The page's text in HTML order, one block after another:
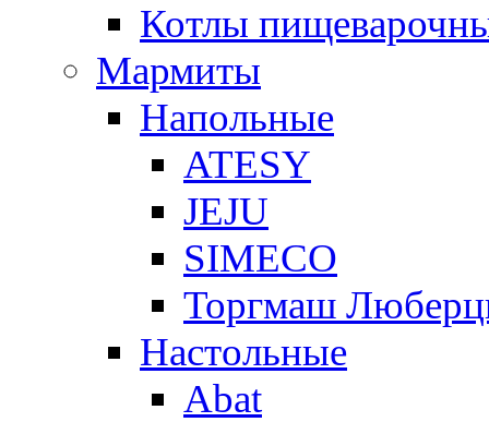
Котлы
Мармиты
Напольные
ATESY
JEJU
SIMECO
Торгмаш
Настольные
Abat